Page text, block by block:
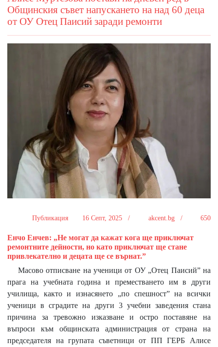
Общинския съвет напускането на над 60 деца
от ОУ Отец Паисий заради ремонти
Публикация 16 Септ, 2025 / akcent.bg / 650
Енчо Енчев: „Не могат да кажат кога ще приключат
ремонтните дейности, но като приключат ще стане
привлекателно и децата ще се върнат.”
Масово отписване на ученици от ОУ „Отец Паисий” на
прага на учебната година и преместването им в други
училища, както и изнасянето „по спешност” на всички
ученици в сградите на други 3 учебни заведения стана
причина за тревожно изказване и остро поставяне на
въпроси към общинската администрация от страна на
председателя на групата съветници от ПП ГЕРБ Алисе